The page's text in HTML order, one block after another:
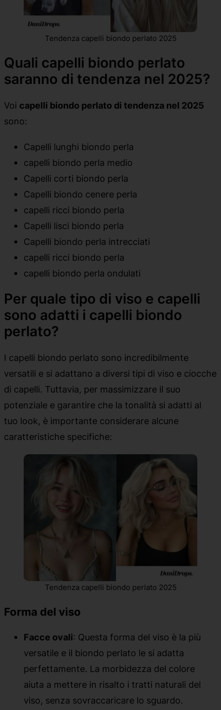
Tendenza capelli biondo perlato 2025
Quali capelli biondo perlato
saranno di tendenza nel 2025?
Voi capelli biondo perlato di tendenza nel 2025
sono:
Capelli lunghi biondo perla
capelli biondo perla medio
Capelli corti biondo perla
Capelli biondo cenere perla
capelli ricci biondo perla
Capelli lisci biondo perla
Capelli biondo perla intrecciati
capelli ricci biondo perla
capelli biondo perla ondulati
Per quale tipo di viso e capelli
sono adatti i capelli biondo
perlato?
I capelli biondo perlato sono incredibilmente
versatili e si adattano a diversi tipi di viso e ciocche
di capelli. Tuttavia, per massimizzare il suo
potenziale e garantire che la tonalità si adatti al
tuo look, è importante considerare alcune
caratteristiche specifiche:
Tendenza capelli biondo perlato 2025
Forma del viso
Facce ovali: Questa forma del viso è la più
versatile e il biondo perlato le si adatta
perfettamente. La morbidezza del colore
aiuta a mettere in risalto i tratti naturali del
viso, senza sovraccaricare lo sguardo.